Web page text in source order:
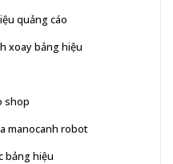
quảng cáo
xoay bảng hiệu
shop
manocanh robot
bảng hiệu